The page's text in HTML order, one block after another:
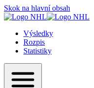
Skok na hlavní obsah
Výsledky
Rozpis
Statistiky